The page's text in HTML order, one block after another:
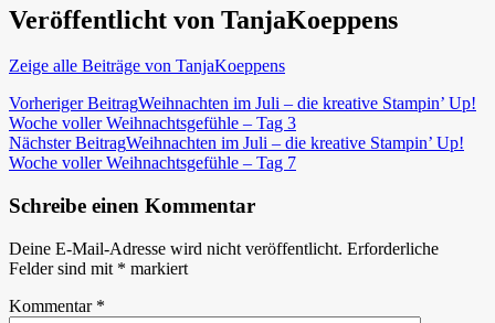
Veröffentlicht von TanjaKoeppens
Zeige alle Beiträge von TanjaKoeppens
Beitragsnavigation
Vorheriger BeitragWeihnachten im Juli – die kreative Stampin’ Up!
Woche voller Weihnachtsgefühle – Tag 3
Nächster BeitragWeihnachten im Juli – die kreative Stampin’ Up!
Woche voller Weihnachtsgefühle – Tag 7
Schreibe einen Kommentar
Deine E-Mail-Adresse wird nicht veröffentlicht. Erforderliche
Felder sind mit * markiert
Kommentar *